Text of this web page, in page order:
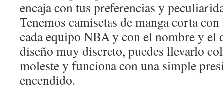
encaja con tus preferencias y
Tenemos camisetas de manga corta
cada equipo NBA y con el nombre y el
diseño muy discreto, puedes llevarlo
moleste y funciona con una simple
encendido.